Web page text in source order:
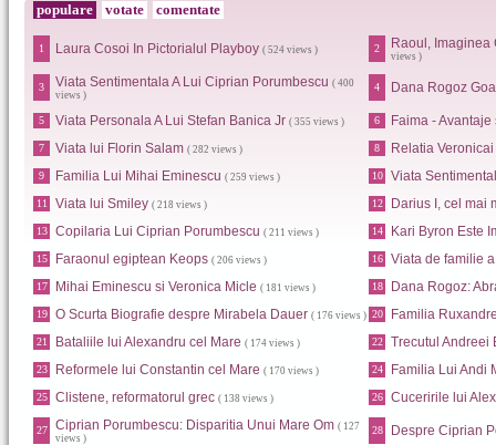
populare votate comentate
1 Laura Cosoi In Pictorialul Playboy ( 524 views ) 2 Raoul,
views )
3 Viata Sentimentala A Lui Ciprian Porumbescu ( 400
views )
4 Dana Rogoz
5 Viata Personala A Lui Stefan Banica Jr ( 355 views ) 6 Faima -
7 Viata lui Florin Salam ( 282 views ) 8 Relatia
9 Familia Lui Mihai Eminescu ( 259 views ) 10 Viata
11 Viata lui Smiley ( 218 views ) 12 Darius I, cel mai
13 Copilaria Lui Ciprian Porumbescu ( 211 views ) 14 Kari Byron Este
15 Faraonul egiptean Keops ( 206 views ) 16 Viata de familie
17 Mihai Eminescu si Veronica Micle ( 181 views ) 18 Dana Rogoz:
19 O Scurta Biografie despre Mirabela Dauer ( 176 views ) 20 Familia
21 Bataliile lui Alexandru cel Mare ( 174 views ) 22 Trecutul Andreei
23 Reformele lui Constantin cel Mare ( 170 views ) 24 Familia Lui Andi
25 Clistene, reformatorul grec ( 138 views ) 26 Cuceririle lui
27 Ciprian Porumbescu: Disparitia Unui Mare Om ( 127
views )
28 Despre Ciprian